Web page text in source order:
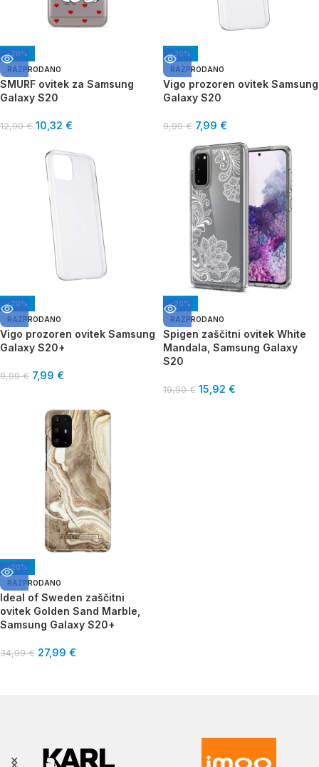
-20%
RAZPRODANO
SMURF ovitek za Samsung
Galaxy S20
12,90€ 10,32 €
-20%
RAZPRODANO
Vigo prozoren ovitek Samsung
Galaxy S20
9,99€ 7,99 €
-20%
RAZPRODANO
Vigo prozoren ovitek Samsung
Galaxy S20+
9,99€ 7,99 €
-20%
RAZPRODANO
Spigen zaščitni ovitek White
Mandala, Samsung Galaxy
S20
19,90€ 15,92 €
-20%
RAZPRODANO
Ideal of Sweden zaščitni
ovitek Golden Sand Marble,
Samsung Galaxy S20+
34,99€ 27,99 €